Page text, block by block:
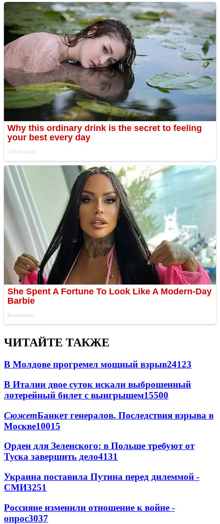
ЧИТАЙТЕ ТАКЖЕ
В Молдове прогремел мощный взрыв24123
В Италии двое суток искали выброшенный
лотерейный билет с выигрышем15500
СюжетБанкет генералов. Последствия взрыва в
Москве10015
Орден для Зеленского: в Польше требуют от
Туска завершить дело4131
Украина поставила Путина перед дилеммой -
СМИ3251
Россияне изменили отношение к войне -
опрос3037